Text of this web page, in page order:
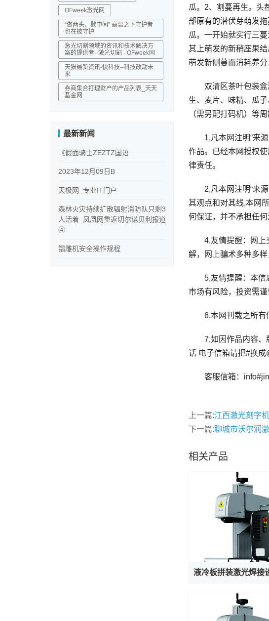
瓜。2、割蔓再生。头
部原有的潜伏芽萌发
瓜。一开始就实行三
其上萌发的新稍座果
萌发新侧蔓而消耗养分
双清区茶叶包装盒激
生、麦片、味精、瓜
（需另配打码机）等
1,凡本网注明“来源
作品。已经本网授权
律责任。
2,凡本网注明“来源
其观点和对其线,本网
何保证，并不承担任何
4,友情提醒：网上交
解，网上骗术多种多样
5,友情提醒：本信息
市场有风险，投资需谨
6,本网刊载之所有信
7,如因作品内容、版
话 电子信箱请把#换成
客服信箱：
上一篇:江西激光刻字机
下一篇:聊城市沃尔润
相关产品
OFweek激光网
“做两头、歇中间” 高温之下守护者
也在被守护
激光切割领域的资讯和技术解决方
案的提供者--激光切割 - OFweek网
天猫最新资讯-快科技--科技改动未
来
券商集合打理财产的产品列表_天天
基金网
最新新闻
《假面骑士ZEZTZ国语
2023年12月09日B
天极网_专业IT门户
森林火灾持续扩散辐射消防队只剩3
人活着_凤凰网重返切尔诺贝利报道
④
镭雕机安全操作规程